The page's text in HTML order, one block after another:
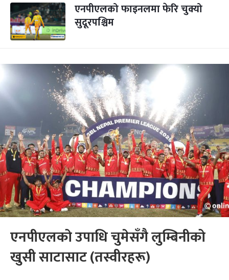
एनपीएलको फाइनलमा फेरि चुक्यो
सुदूरपश्चिम
एनपीएलको उपाधि चुमेसँगै लुम्बिनीको
खुसी साटासाट (तस्वीरहरू)